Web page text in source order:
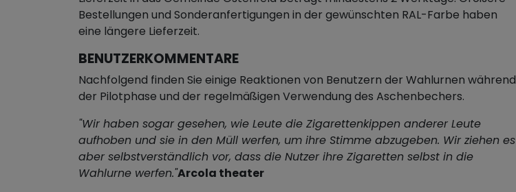
Bestellungen und Sonderanfertigungen in der gewünschten RAL-Farbe haben
eine längere Lieferzeit.
BENUTZERKOMMENTARE
Nachfolgend finden Sie einige Reaktionen von Benutzern der Wahlurnen während
der Pilotphase und der regelmäßigen Verwendung des Aschenbechers.
"Wir haben sogar gesehen, wie Leute die Zigarettenkippen anderer Leute
aufhoben und sie in den Müll werfen, um ihre Stimme abzugeben. Wir ziehen es
aber selbstverständlich vor, dass die Nutzer ihre Zigaretten selbst in die
Wahlurne werfen."Arcola theater